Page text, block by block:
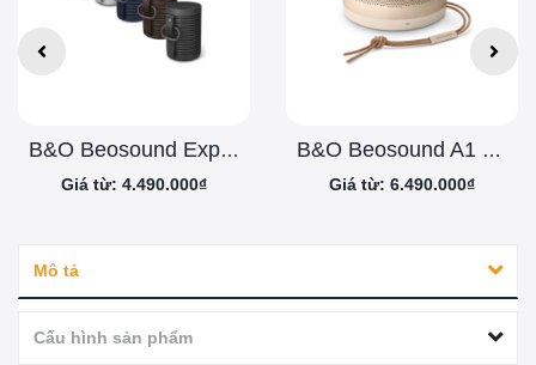
B&O Beosound Explore Chính Hãng
Giá từ: 4.490.000₫
B&O Beosound A1 2nd Gen Chính Hãng
Giá từ: 6.490.000₫
Mô tả
Cấu hình sản phẩm